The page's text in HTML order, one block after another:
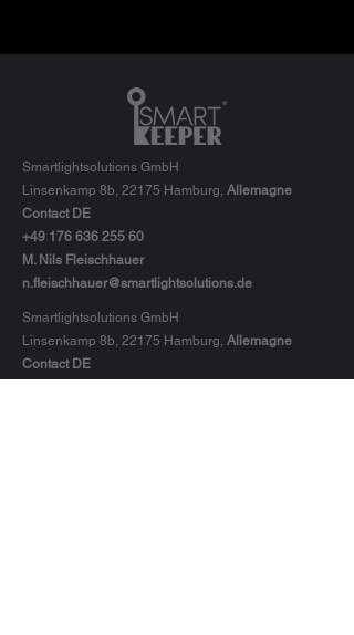
Smartlightsolutions GmbH
Linsenkamp 8b, 22175 Hamburg, Allemagne
Contact DE
+49 176 636 255 60
M. Nils Fleischhauer
n.fleischhauer@smartlightsolutions.de
Smartlightsolutions GmbH
Linsenkamp 8b, 22175 Hamburg, Allemagne
Contact DE